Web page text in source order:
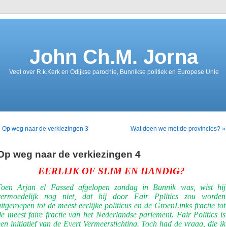
John Ch.M. Jorna
Veel over R.k.Kerk en Odijkse parochie, Bunnikse politiek en Europese Unie
Op weg naar de verkiezingen 3 Wat doen we met de provincies? »
weg naar de verkiezingen 4
EERLIJK OF SLIM EN HANDIG?
Arjan el Fassed afgelopen zondag in Bunnik was, wist hij
nog niet, dat hij door Fair Pplitics zou worden
tot de meest eerlijke politicus en de GroenLinks fractie tot
meest faire fractie van het Nederlandse parlement. Fair Politics is
initiatief van de Evert Vermeerstichting. Toch had de vraag, die ik